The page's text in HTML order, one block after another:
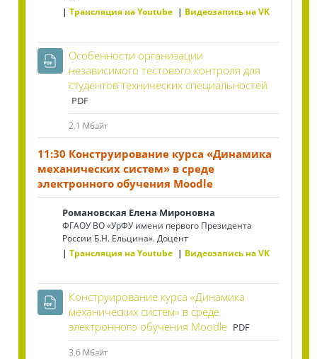
Трансляция на Youtube
Видеозапись на VK
Особенности организации
независимого тестового контроля для
студентов технических специальностей
PDF
2.1 Мбайт
11:30 Конструирование курса «Динамика
механических систем» в среде
электронного обучения Moodle
Романовская Елена Мироновна
ФГАОУ ВО «УрФУ имени первого Президента
России Б.Н. Ельцина». Доцент
Трансляция на Youtube
Видеозапись на VK
Конструирование курса «Динамика
механических систем» в среде
электронного обучения Moodle Файл
PDF
3.6 Мбайт